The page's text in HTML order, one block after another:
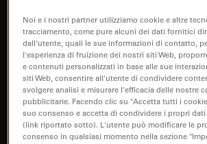
Parli con i nostri esperti.
Prezzo
Noi e i nostri partner utilizziamo cookie e altre
tracciamento, come pure alcuni dei dati fornitici
dall'utente, quali le sue informazioni di contatto,
l'esperienza di fruizione dei nostri siti Web,
e contenuti personalizzati in base alle sue
siti Web, consentire all'utente di condividere
svolgere analisi e misurare l'efficacia delle nostre
pubblicitarie. Facendo clic su "Accetta tutti i
suo consenso e accetta di condividere i propri
(link riportato sotto). L'utente può modificare le
consenso in qualsiasi momento nella sezione